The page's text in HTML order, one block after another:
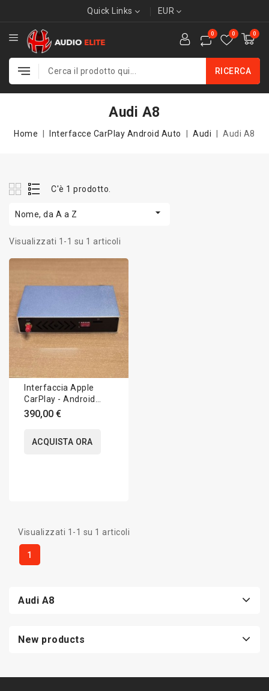
Quick Links EUR
0
0
0
RICERCA
Audi A8
Home Interfacce CarPlay Android Auto Audi Audi A8
C'è 1 prodotto.
Nome, da A a Z 
Visualizzati 1-1 su 1 articoli
Interfaccia Apple
CarPlay - Android
Auto - Audi
390,00 €
ACQUISTA ORA
Visualizzati 1-1 su 1 articoli
1
Audi A8
New products